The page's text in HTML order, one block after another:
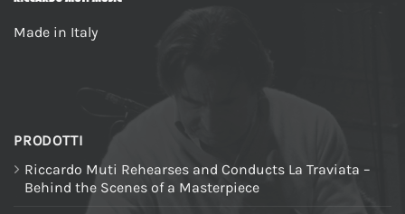
Made in Italy
PRODOTTI
Riccardo Muti Rehearses and Conducts La Traviata –
Behind the Scenes of a Masterpiece